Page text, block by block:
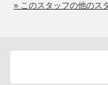
» このスタッフの他のス